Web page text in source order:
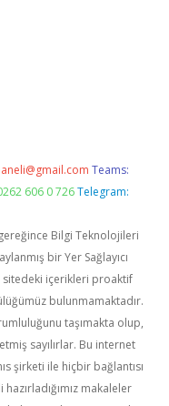
Teams:
606 0 726 Telegram:
Bilgi Teknolojileri
bir Yer Sağlayıcı
içerikleri proaktif
bulunmamaktadır.
taşımakta olup,
sayılırlar. Bu internet
şirketi ile hiçbir bağlantısı
makaleler